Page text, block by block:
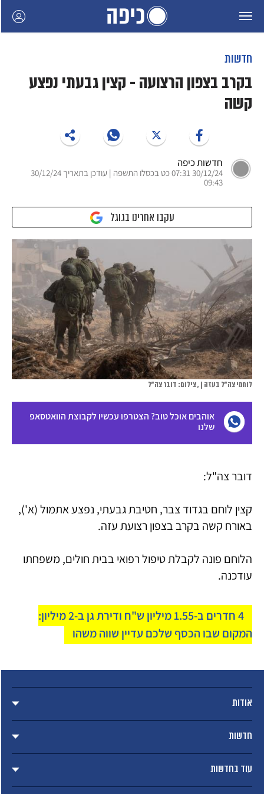
חדשות
בקרב בצפון הרצועה - קצין גבעתי נפצע
קשה
חדשות כיפה
30/12/24 07:31 כט בכסלו התשפה | עודכן בתאריך 30/12/24
09:43
עקבו אחרינו בגוגל
לוחמי צה"ל בעזה | , צילום: דובר צה"ל
אוהבים אוכל טוב? הצטרפו עכשיו לקבוצת הוואטסאפ
שלנו
דובר צה"ל:
קצין לוחם בגדוד צבר, חטיבת גבעתי, נפצע אתמול (א'),
באורח קשה בקרב בצפון רצועת עזה.
הלוחם פונה לקבלת טיפול רפואי בבית חולים, משפחתו
עודכנה.
4 חדרים ב-1.55 מיליון ש"ח ודירת גן ב-2 מיליון:
המקום שבו הכסף שלכם עדיין שווה משהו
אודות
חדשות
עוד בחדשות